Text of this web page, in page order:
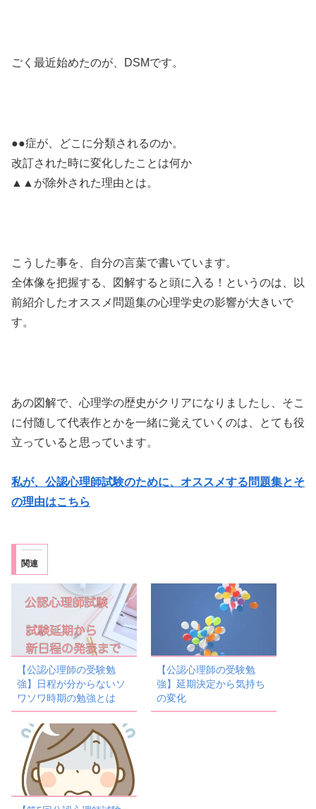
ごく最近始めたのが、DSMです。
●●症が、どこに分類されるのか。
改訂された時に変化したことは何か
▲▲が除外された理由とは。
こうした事を、自分の言葉で書いています。
全体像を把握する、図解すると頭に入る！というのは、以
前紹介したオススメ問題集の心理学史の影響が大きいで
す。
あの図解で、心理学の歴史がクリアになりましたし、そこ
に付随して代表作とかを一緒に覚えていくのは、とても役
立っていると思っています。
私が、公認心理師試験のために、オススメする問題集とそ
の理由はこちら
関連
【公認心理師の受験勉
強】日程が分からないソ
ワソワ時期の勉強とは
【公認心理師の受験勉
強】延期決定から気持ち
の変化